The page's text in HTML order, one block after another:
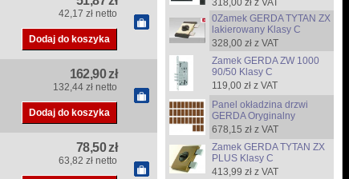
42,17 zł netto
162,90 zł
132,44 zł netto
78,50 zł
63,82 zł netto
318,00 zł z VAT
0Zamek GERDA TYTAN ZX
lakierowany Klasy C
328,00 zł z VAT
Zamek GERDA ZW 1000
90/50 Klasy C
119,00 zł z VAT
Panel okładzina drzwi
GERDA Oryginalny
678,15 zł z VAT
Zamek GERDA TYTAN ZX
PLUS Klasy C
413,99 zł z VAT